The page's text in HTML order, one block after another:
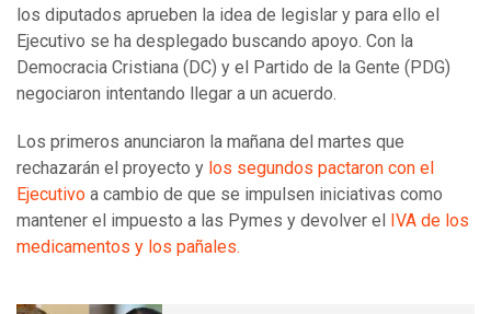
los diputados aprueben la idea de legislar y para ello el
Ejecutivo se ha desplegado buscando apoyo. Con la
Democracia Cristiana (DC) y el Partido de la Gente (PDG)
negociaron intentando llegar a un acuerdo.
Los primeros anunciaron la mañana del martes que
rechazarán el proyecto y los segundos pactaron con el
Ejecutivo a cambio de que se impulsen iniciativas como
mantener el impuesto a las Pymes y devolver el IVA de los
medicamentos y los pañales.